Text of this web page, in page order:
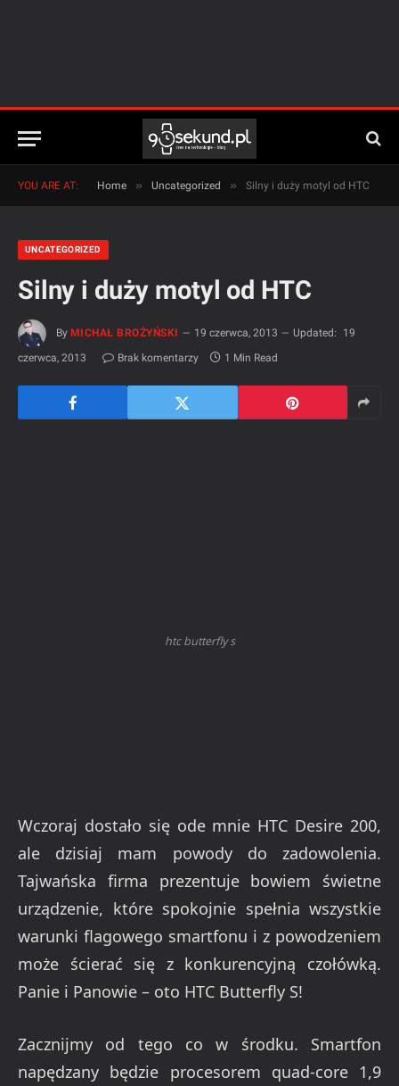
YOU ARE AT: Home » Uncategorized » Silny i duży motyl od HTC
UNCATEGORIZED
Silny i duży motyl od HTC
By MICHAŁ BROŻYŃSKI 19 czerwca, 2013 Updated:
19
czerwca, 2013
Brak komentarzy 1 Min Read
htc butterfly s
Wczoraj dostało się ode mnie HTC Desire 200,
ale dzisiaj mam powody do zadowolenia.
Tajwańska firma prezentuje bowiem świetne
urządzenie, które spokojnie spełnia wszystkie
warunki flagowego smartfonu i z powodzeniem
może ścierać się z konkurencyjną czołówką.
Panie i Panowie – oto HTC Butterfly S!
Zacznijmy od tego co w środku. Smartfon
napędzany będzie procesorem quad-core 1,9